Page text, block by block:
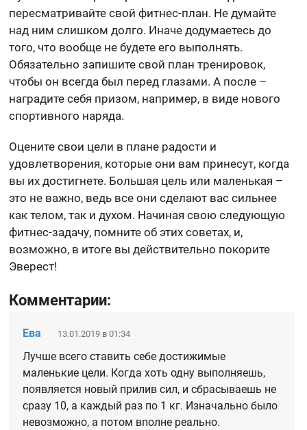
пересматривайте свой фитнес-план. Не думайте
над ним слишком долго. Иначе додумаетесь до
того, что вообще не будете его выполнять.
Обязательно запишите свой план тренировок,
чтобы он всегда был перед глазами. А после –
наградите себя призом, например, в виде нового
спортивного наряда.
Оцените свои цели в плане радости и
удовлетворения, которые они вам принесут, когда
вы их достигнете. Большая цель или маленькая –
это не важно, ведь все они сделают вас сильнее
как телом, так и духом. Начиная свою следующую
фитнес-задачу, помните об этих советах, и,
возможно, в итоге вы действительно покорите
Эверест!
Комментарии:
Ева 13.01.2019 в 01:34
Лучше всего ставить себе достижимые
маленькие цели. Когда хоть одну выполняешь,
появляется новый прилив сил, и сбрасываешь не
сразу 10, а каждый раз по 1 кг. Изначально было
невозможно, а потом вполне реально.